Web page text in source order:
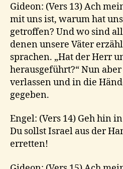
Gideon: (Vers 13) Ach
mit uns ist, warum hat
getroffen? Und wo sind
denen unsere Väter
sprachen. „Hat der Herr
herausgeführt?“ Nun
verlassen und in die
gegeben.
Engel: (Vers 14) Geh hin
Du sollst Israel aus der
erretten!